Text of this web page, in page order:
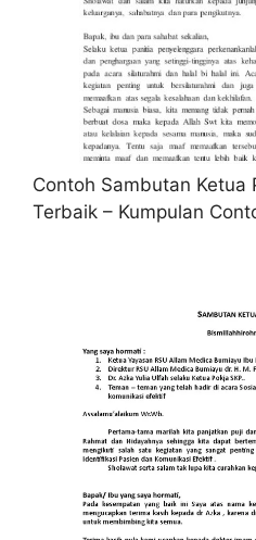
Contoh Sambutan Ketua
Terbaik – Kumpulan